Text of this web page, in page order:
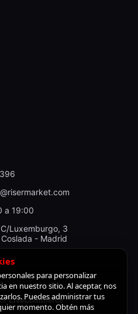
a 19:00
Luxemburgo, 3
- Madrid
los derechos reservados
LiveCommerce
para personalizar
en nuestro sitio. Al aceptar, nos
Puedes administrar tus
momento. Obtén más